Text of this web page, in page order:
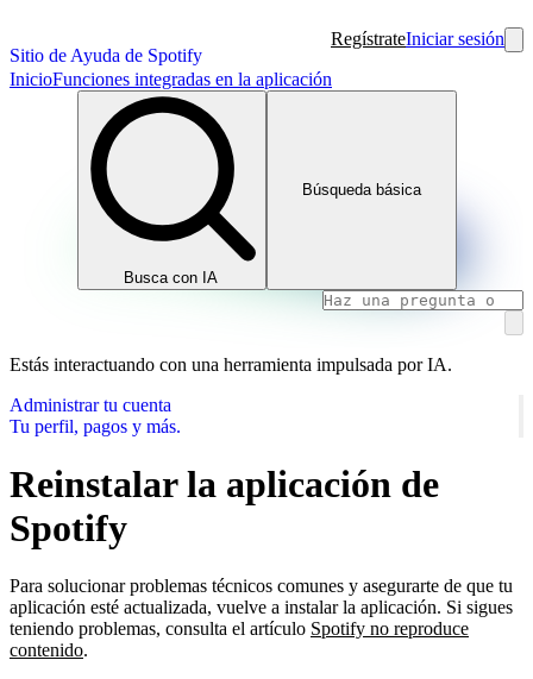
Sitio de Ayuda de Spotify
RegístrateIniciar sesión
InicioFunciones integradas en la aplicación
Busca con IA
Búsqueda básica
Estás interactuando con una herramienta impulsada por IA.
Administrar tu cuenta
Tu perfil, pagos y más.
Reinstalar la aplicación de
Spotify
Para solucionar problemas técnicos comunes y asegurarte de que tu
aplicación esté actualizada, vuelve a instalar la aplicación. Si sigues
teniendo problemas, consulta el artículo Spotify no reproduce
contenido.